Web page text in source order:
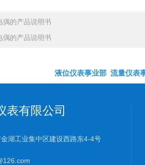
偶的产品说明书
偶的产品说明书
液位仪表事业部 流量仪表
表有限公司
湖工业集中区建设西路东4-4号